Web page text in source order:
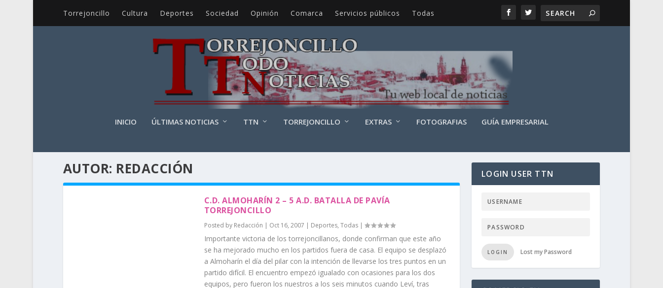
Torrejoncillo Cultura Deportes Sociedad Opinión Comarca Servicios públicos Todas
INICIO ÚLTIMAS NOTICIAS TTN TORREJONCILLO EXTRAS FOTOGRAFIAS GUÍA EMPRESARIAL
AUTOR: REDACCIÓN
C.D. ALMOHARÍN 2 – 5 A.D. BATALLA DE PAVÍA
TORREJONCILLO
Posted by Redacción | Oct 16, 2007 | Deportes, Todas|
Importante victoria de los torrejoncillanos, donde confirman que este año
se ha mejorado mucho en los partidos fuera de casa. El equipo se desplazó
a Almoharín el día del pilar con la intención de llevarse los tres puntos en un
partido difícil. El encuentro empezó igualado con ocasiones para los dos
equipos, pero fueron los nuestros a los seis minutos cuando Leví, tras
LOGIN USER TTN
LOGIN Lost my Password